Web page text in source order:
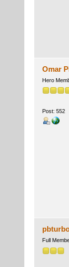
Omar
Hero
Post: 552
Full